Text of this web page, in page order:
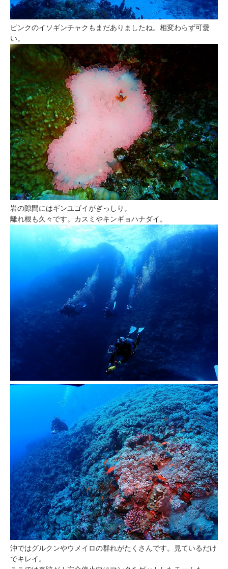
ピンクのイソギンチャクもまだありましたね。相変わらず可愛
い。
岩の隙間にはギンユゴイがぎっしり。
離れ根も久々です。カスミやキンギョハナダイ。
沖ではグルクンやウメイロの群れがたくさんです。見ているだけ
でキレイ。